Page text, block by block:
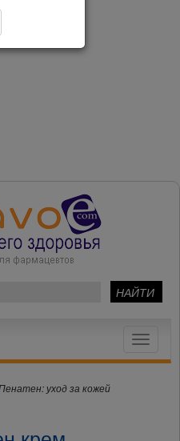
Toggle
уход за кожей